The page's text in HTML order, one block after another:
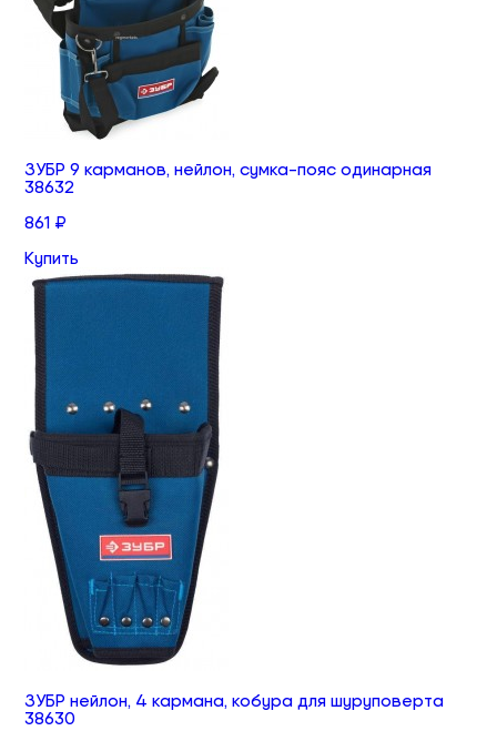
ЗУБР 9 карманов, нейлон, сумка-пояс одинарная
38632
861 ₽
Купить
ЗУБР нейлон, 4 кармана, кобура для шуруповерта
38630